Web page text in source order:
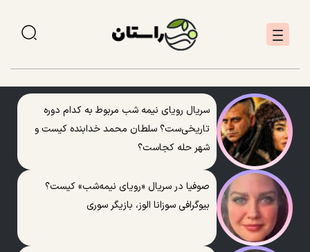
سریال رویای نیمه شب مربوط به کدام دوره
تاریخی‌ست؟ سلطان محمد خدابنده کیست و
شهر حله کجاست؟
صوفیا در سریال «رویای نیمه‌شب» کیست؟
بیوگرافی سوزانا الوز، بازیگر سوری